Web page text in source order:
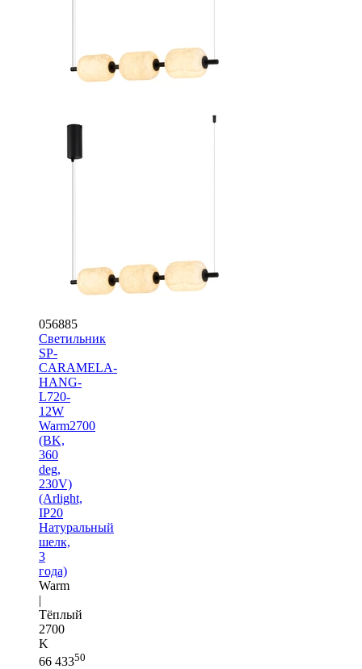
056885
Светильник
SP-
CARAMELA-
HANG-
L720-
12W
Warm2700
(BK,
360
deg,
230V)
(Arlight,
IP20
Натуральный
шелк,
3
года)
Warm
|
Тёплый
2700
K
66 43350